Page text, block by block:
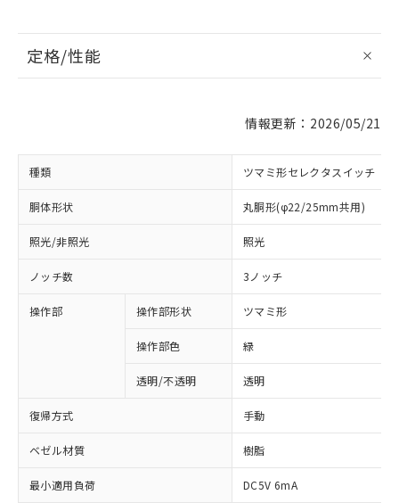
定格/性能
情報更新：2026/05/21
種類 ツマミ形セレクタスイッチ
胴体形状 丸胴形(φ22/25mm共用)
照光/非照光 照光
ノッチ数 3ノッチ
操作部 操作部形状 ツマミ形
操作部色 緑
透明/不透明 透明
復帰方式 手動
ベゼル材質 樹脂
最小適用負荷 DC5V 6mA